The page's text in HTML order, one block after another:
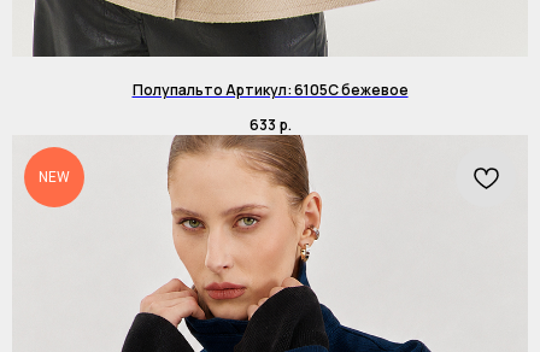
Полупальто Артикул: 6105C бежевое
633 р.
NEW